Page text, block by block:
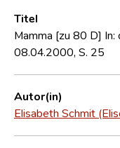
CNL
Forschungsgruppe
Titel
Mamma [zu 80 D]
08.04.2000, S. 25
Autor(in)
Elisabeth Schmit